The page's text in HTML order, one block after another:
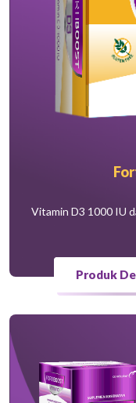
Vitamin D3 1000 IU
Produk